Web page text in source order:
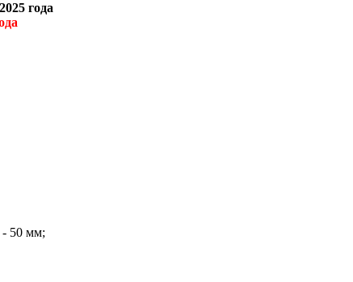
года
- 50 мм;